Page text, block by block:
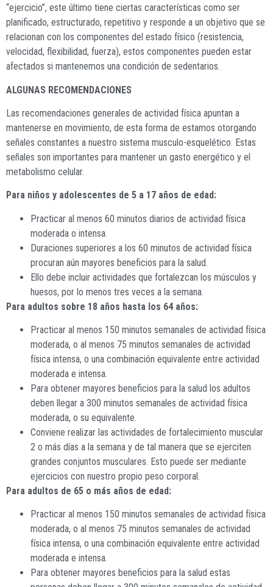
“ejercicio”, este último tiene ciertas características como ser
planificado, estructurado, repetitivo y responde a un objetivo que se
relacionan con los componentes del estado físico (resistencia,
velocidad, flexibilidad, fuerza), estos componentes pueden estar
afectados si mantenemos una condición de sedentarios.
ALGUNAS RECOMENDACIONES
Las recomendaciones generales de actividad física apuntan a
mantenerse en movimiento, de esta forma de estamos otorgando
señales constantes a nuestro sistema musculo-esquelético. Estas
señales son importantes para mantener un gasto energético y el
metabolismo celular.
Para niños y adolescentes de 5 a 17 años de edad:
Practicar al menos 60 minutos diarios de actividad física
moderada o intensa.
Duraciones superiores a los 60 minutos de actividad física
procuran aún mayores beneficios para la salud.
Ello debe incluir actividades que fortalezcan los músculos y
huesos, por lo menos tres veces a la semana.
Para adultos sobre 18 años hasta los 64 años:
Practicar al menos 150 minutos semanales de actividad física
moderada, o al menos 75 minutos semanales de actividad
física intensa, o una combinación equivalente entre actividad
moderada e intensa.
Para obtener mayores beneficios para la salud los adultos
deben llegar a 300 minutos semanales de actividad física
moderada, o su equivalente.
Conviene realizar las actividades de fortalecimiento muscular
2 o más días a la semana y de tal manera que se ejerciten
grandes conjuntos musculares. Esto puede ser mediante
ejercicios con nuestro propio peso corporal.
Para adultos de 65 o más años de edad:
Practicar al menos 150 minutos semanales de actividad física
moderada, o al menos 75 minutos semanales de actividad
física intensa, o una combinación equivalente entre actividad
moderada e intensa.
Para obtener mayores beneficios para la salud estas